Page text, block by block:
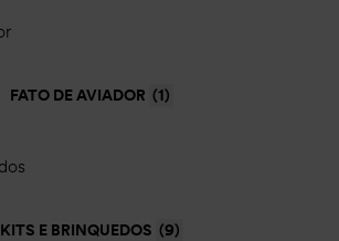
FATO DE AVIADOR (1)
KITS E BRINQUEDOS (9)